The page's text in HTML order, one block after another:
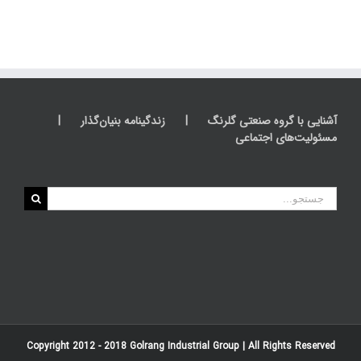
آشنایی با گروه صنعتی گلرنگ
زندگینامه بنیان‌گذار
مسئولیت‌های اجتماعی
جستجو
برای:
Copyright 2012 - 2018 Golrang Industrial Group| All Rights Reserved